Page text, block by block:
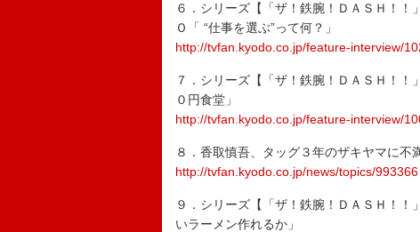
６．シリーズ【「ザ！鉄腕！ＤＡＳＨ！
Ｏ「 “仕事を選ぶ”って何？」
http://tvfan.kyodo.co.jp/feature-interview/
７．シリーズ【「ザ！鉄腕！ＤＡＳＨ！
０円食堂」
http://tvfan.kyodo.co.jp/feature-interview/
８．香取慎吾、タッグ３年のザキヤマに
http://tvfan.kyodo.co.jp/news/topics/993366
９．シリーズ【「ザ！鉄腕！ＤＡＳＨ！
いラーメン作れるか」